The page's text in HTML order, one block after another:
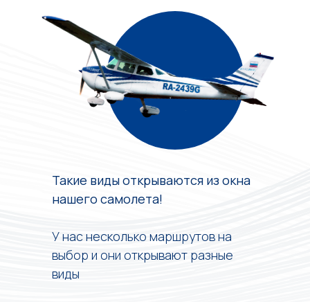
Такие виды открываются из окна
нашего самолета!
У нас несколько маршрутов на
выбор и они открывают разные
виды